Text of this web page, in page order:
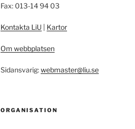
Fax: 013-14 94 03
Kontakta LiU Kartor
Om webbplatsen
Sidansvarig:webmaster@liu.se
ORGANISATION